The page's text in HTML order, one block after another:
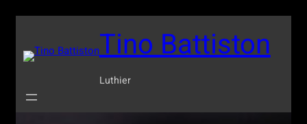
Tino Battiston
Luthier